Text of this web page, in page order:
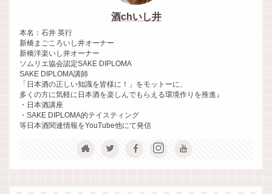
酒chいし井
本名：石井 英行
新橋まごころいし井オーナー
新橋洋楽いし井オーナー
ソムリエ協会認定SAKE DIPLOMA
SAKE DIPLOMA講師
「日本酒の正しい知識を皆様に！」をモットーに、
多くの方に気軽に日本酒を楽しんでもらえる環境作りを推進』
・日本酒講座
・SAKE DIPLOMA的テイスティング
等日本酒関連情報をYouTube他にて発信